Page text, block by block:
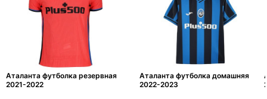
Аталанта футболка резервная
2021-2022
Аталанта футболка домашняя
2022-2023